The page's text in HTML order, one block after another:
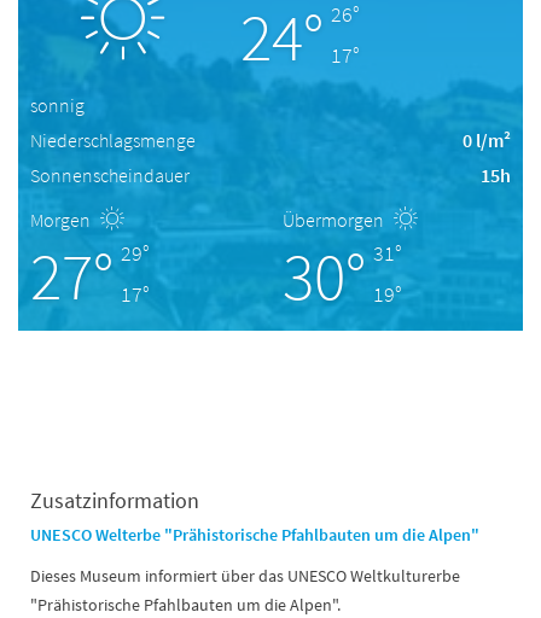
24° 26°
17°
sonnig
Niederschlagsmenge
0 l/m²
Sonnenscheindauer
15h
Morgen
27° 29°
17°
Übermorgen
30° 31°
19°
Zusatzinformation
UNESCO Welterbe "Prähistorische Pfahlbauten um die Alpen"
Dieses Museum informiert über das UNESCO Weltkulturerbe
"Prähistorische Pfahlbauten um die Alpen".